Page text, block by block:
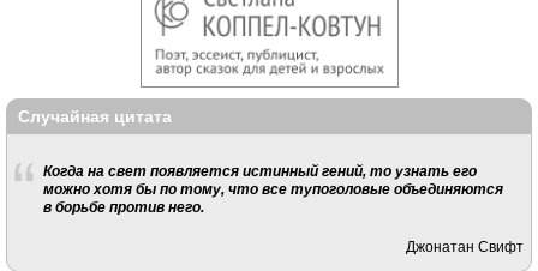
Случайная цитата
Когда на свет появляется истинный гений, то узнать его
можно хотя бы по тому, что все тупоголовые объединяются
в борьбе против него.
Джонатан Свифт